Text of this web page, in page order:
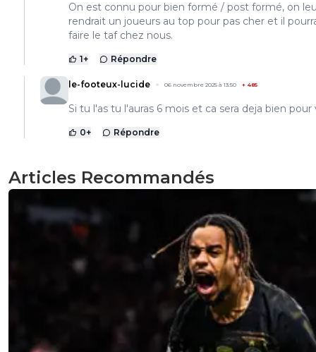
On est connu pour bien formé / post formé, on
rendrait un joueurs au top pour pas cher et il
faire le taf chez nous.
1+ Répondre
le-footeux-lucide 06 novembre 2025 à 13:50 + 485
Si tu l'as tu l'auras 6 mois et ca sera deja bien pour
0+ Répondre
Articles Recommandés